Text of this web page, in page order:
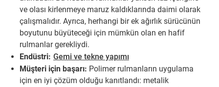
ve olası kirlenmeye maruz kaldıklarında daimi olarak
çalışmalıdır. Ayrıca, herhangi bir ek ağırlık sürücünün
boyutunu büyüteceği için mümkün olan en hafif
rulmanlar gerekliydi.
Endüstri: Gemi ve tekne yapımı
Müşteri için başarı: Polimer rulmanların uygulama
için en iyi çözüm olduğu kanıtlandı: metalik